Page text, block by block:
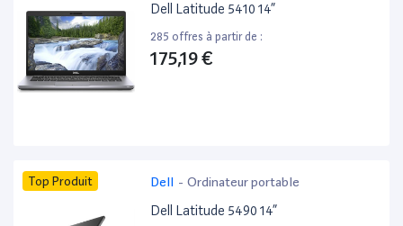
Dell Latitude 5410 14”
285 offres à partir de :
175,19 €
Top Produit Dell - Ordinateur portable
Dell Latitude 5490 14”